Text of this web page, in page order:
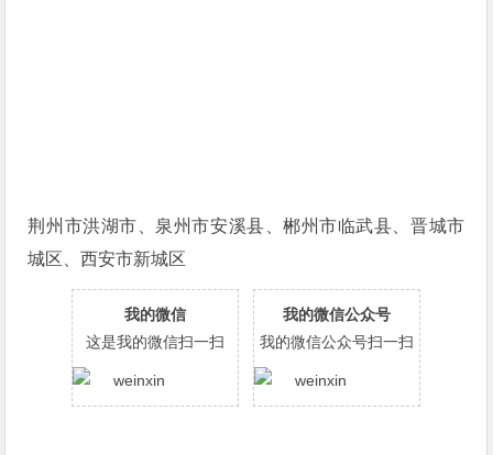
荆州市洪湖市、泉州市安溪县、郴州市临武县、晋城市
城区、西安市新城区
我的微信
这是我的微信扫一扫
我的微信公众号
我的微信公众号扫一扫